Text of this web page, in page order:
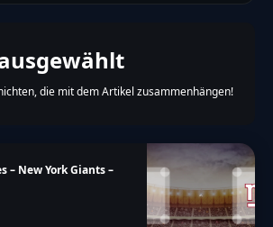
die mit dem Artikel zusammenhängen!
– New York Giants –